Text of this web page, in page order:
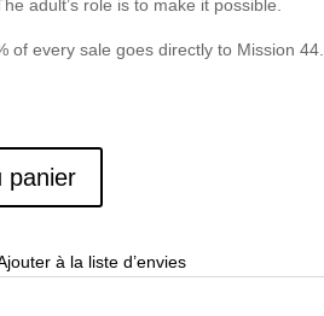
adult’s role is to make it possible.
of every sale goes directly to Mission 44.
panier
à la liste d’envies